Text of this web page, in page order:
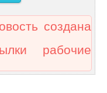
создана
рабочие